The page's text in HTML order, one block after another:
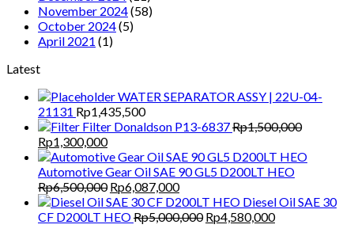
November 2024(58)
October 2024(5)
April 2021 (1)
Latest
WATER SEPARATOR ASSY | 22U-04-
21131 Rp1,435,500
Filter Donaldson P13-6837Rp1,500,000
Original
price
was:
Rp1,500,000.
Rp1,300,000Current
price
is:
Rp1,300,000.
Automotive Gear Oil SAE 90 GL5 D200LT HEO
Rp6,500,000 Original
price
was:
Rp6,087,000Current
price
is:
Diesel Oil SAE 30
CF D200LT HEORp5,000,000 Original
Rp4,580,000Current